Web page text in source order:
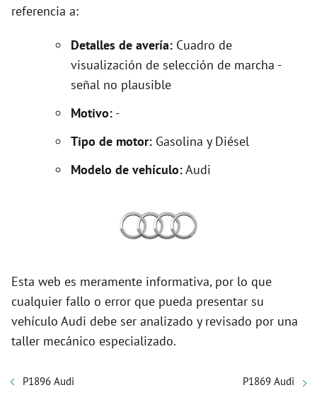
referencia a:
Detalles de avería: Cuadro de
visualización de selección de marcha -
señal no plausible
Motivo: -
Tipo de motor: Gasolina y Diésel
Modelo de vehículo:Audi
Esta web es meramente informativa, por lo que
cualquier fallo o error que pueda presentar su
vehículo Audi debe ser analizado y revisado por una
taller mecánico especializado.
P1896 Audi P1869 Audi